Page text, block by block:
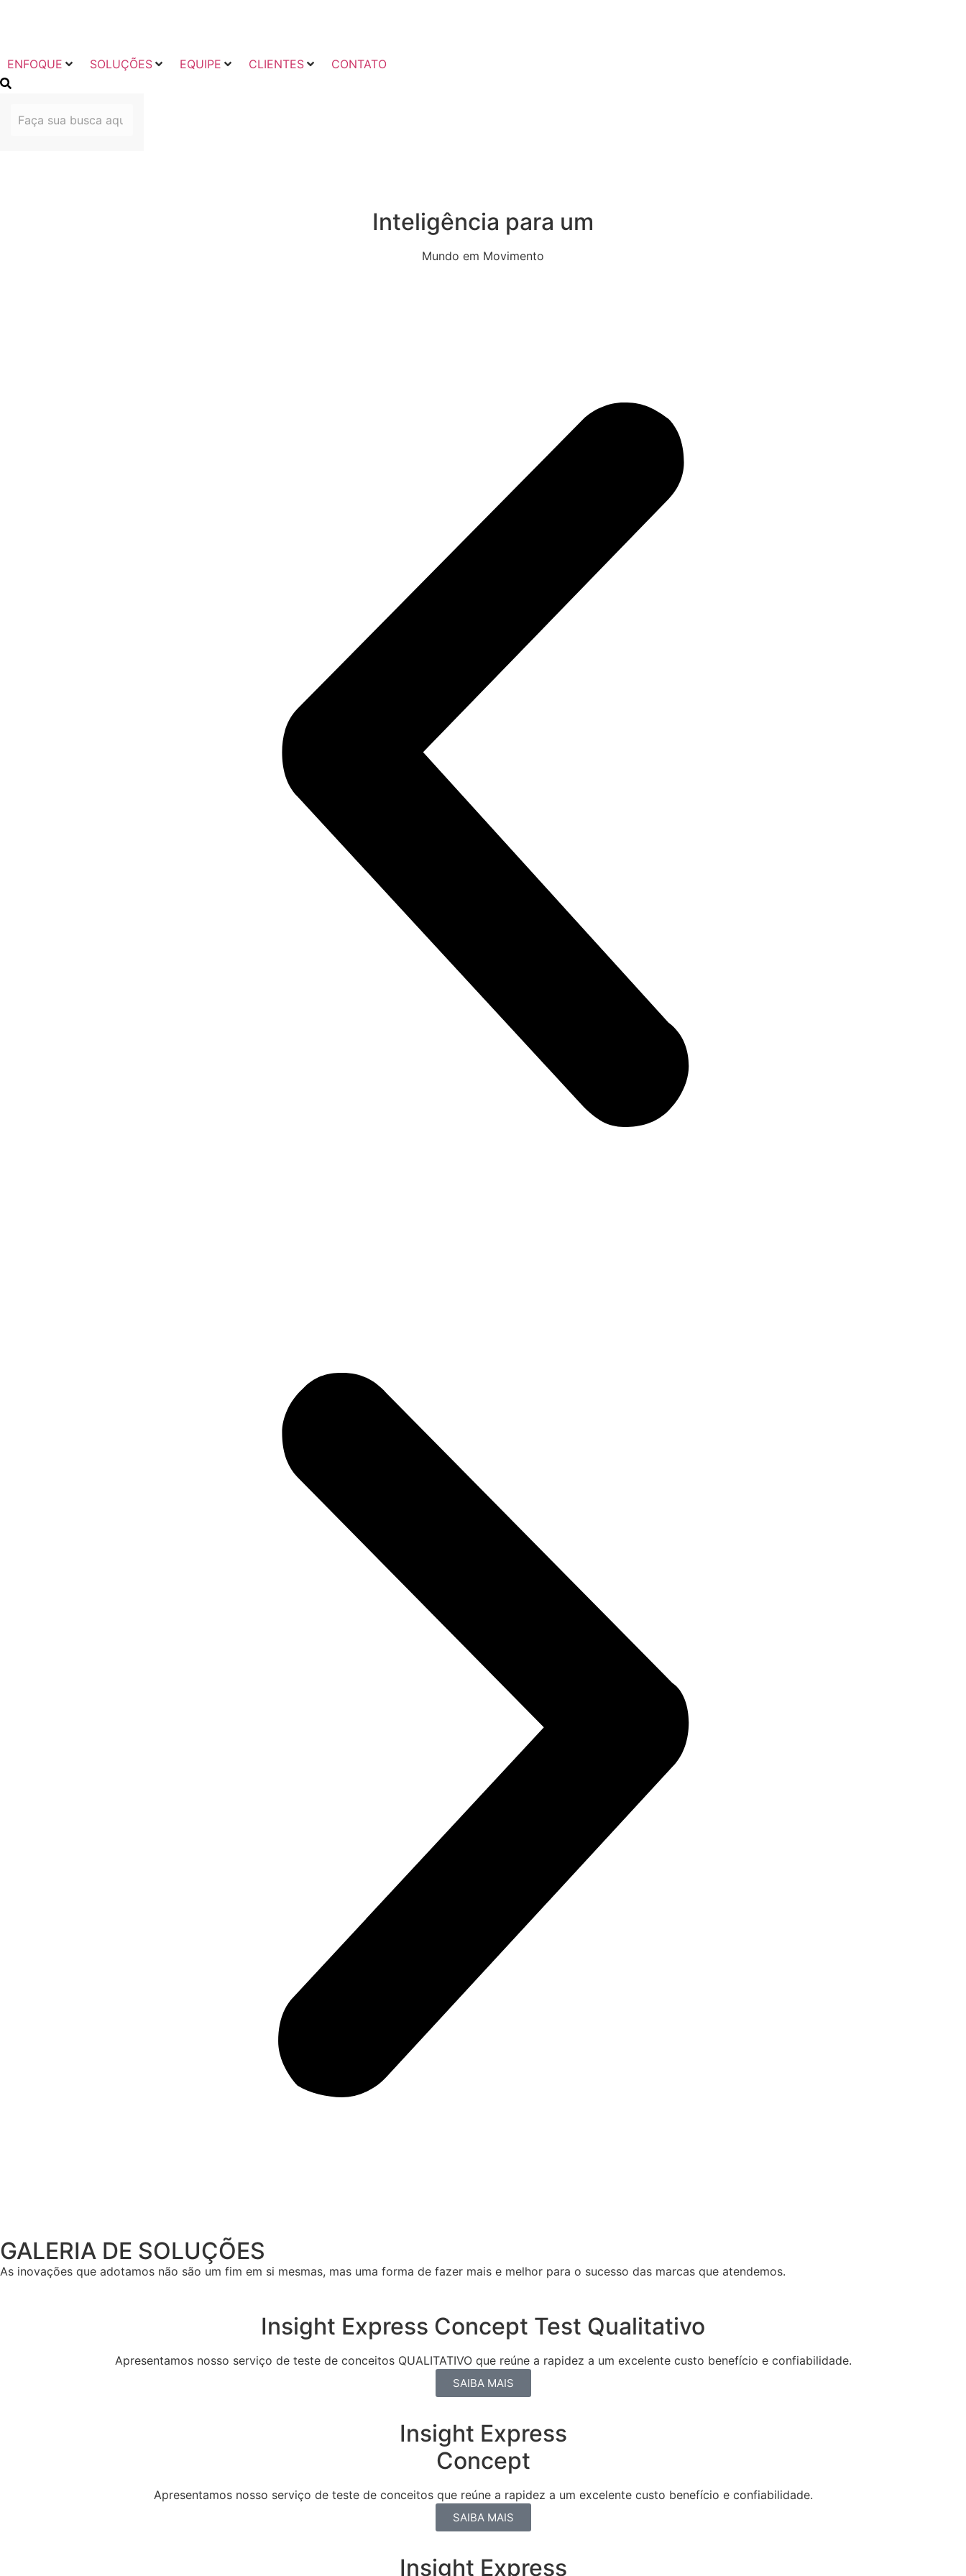
ENFOQUE SOLUÇÕES EQUIPE CLIENTES CONTATO
Inteligência para um
Mundo em Movimento
GALERIA DE SOLUÇÕES
As inovações que adotamos não são um fim em si mesmas, mas uma forma de fazer mais e melhor para o sucesso das marcas que atendemos.
Insight Express Concept Test Qualitativo
Apresentamos nosso serviço de teste de conceitos QUALITATIVO que reúne a rapidez a um excelente custo benefício e confiabilidade.
SAIBA MAIS
Insight Express
Concept
Apresentamos nosso serviço de teste de conceitos que reúne a rapidez a um excelente custo benefício e confiabilidade.
SAIBA MAIS
Insight Express